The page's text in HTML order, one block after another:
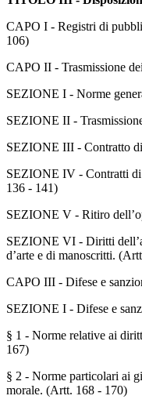
CAPO I - Registri di
106)
CAPO II - Trasmissione
SEZIONE I - Norme
SEZIONE II -
SEZIONE III - Contratto
SEZIONE IV - Contratti di
136 - 141)
SEZIONE V - Ritiro
SEZIONE VI - Diritti
d’arte e di manoscritti.
CAPO III - Difese e
SEZIONE I - Difese e
§ 1 - Norme relative ai
167)
§ 2 - Norme particolari ai
morale. (Artt. 168 - 170)